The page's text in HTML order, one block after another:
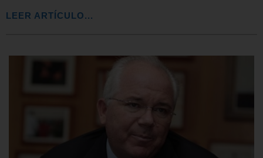
LEER ARTÍCULO...